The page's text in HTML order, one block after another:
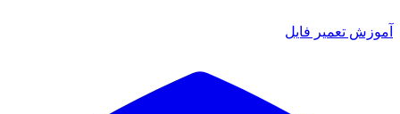
آموزش تعمیر فایل